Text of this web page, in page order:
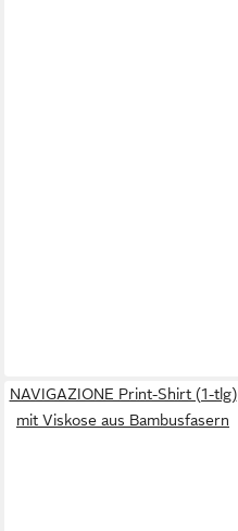
NAVIGAZIONE Print-Shirt (1-tlg)
mit Viskose aus Bambusfasern